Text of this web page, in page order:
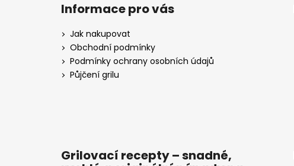
Informace pro vás
Jak nakupovat
Obchodní podmínky
Podmínky ochrany osobních údajů
Půjčení grilu
Grilovací recepty – snadné,